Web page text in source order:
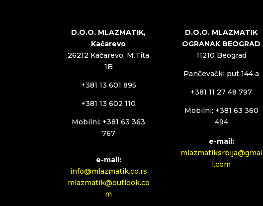
D.O.O. MLAZMATIK,
Kačarevo
26212 Kačarevo, M.Tita
1B
+381 13 601 895
+381 13 602 110
Mobilni: +381 63 363
767
e-mail:
info@mlazmatik.co.rs
mlazmatik@outlook.co
m
D.O.O. MLAZMATIK
OGRANAK BEOGRAD
11210 Beograd
Pančevački put 144 a
+381 11 27 48 797
Mobilni: +381 63 360
494
e-mail:
mlazmatiksrbija@gmai
l.com